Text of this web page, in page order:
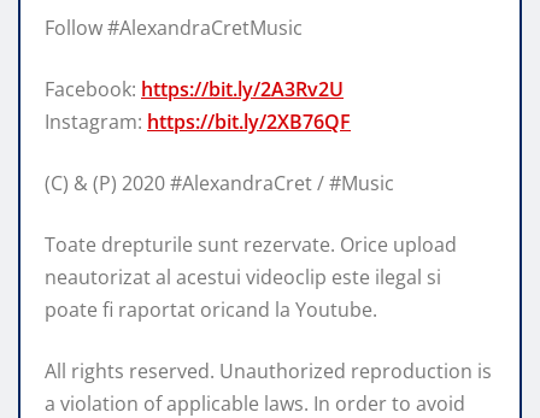
Follow #AlexandraCretMusic
Facebook: https://bit.ly/2A3Rv2U
Instagram: https://bit.ly/2XB76QF
(C) & (P) 2020 #AlexandraCret / #Music
Toate drepturile sunt rezervate. Orice upload
neautorizat al acestui videoclip este ilegal si
poate fi raportat oricand la Youtube.
All rights reserved. Unauthorized reproduction is
a violation of applicable laws. In order to avoid